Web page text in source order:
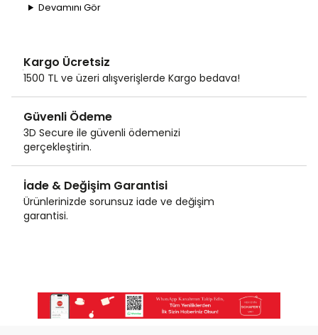
Devamını Gör
Kargo Ücretsiz
1500 TL ve üzeri alışverişlerde Kargo bedava!
Güvenli Ödeme
3D Secure ile güvenli ödemenizi
gerçekleştirin.
İade & Değişim Garantisi
Ürünlerinizde sorunsuz iade ve değişim
garantisi.